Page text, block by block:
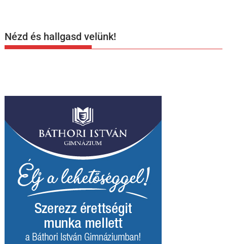
Nézd és hallgasd velünk!